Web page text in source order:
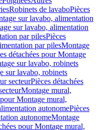
Robinets de lavaboPièces
sur lavabo, alimentation
sur lavabo, alimentation
par pilesPièces
par pilesMontage
détachées pour Montage
sur lavabo, robinets
sur lavabo, robinets
secteurPièces détachées
Montage mural,
Montage mural,
autonomePièces
autonomeMontage
pour Montage mural,